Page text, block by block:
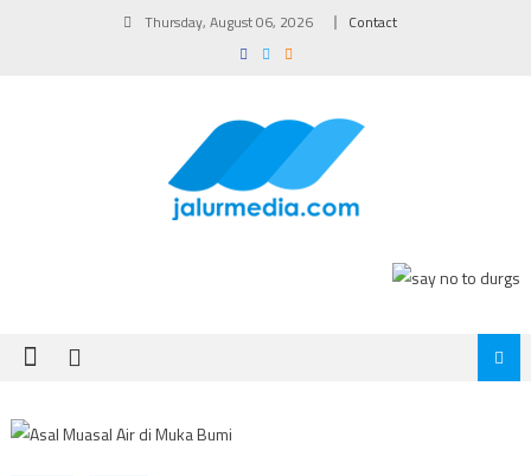
Thursday, August 06, 2026 Contact